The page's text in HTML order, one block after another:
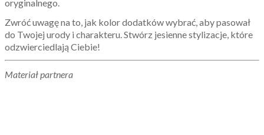
oryginalnego.
Zwróć uwagę na to, jak kolor dodatków wybrać, aby pasował
do Twojej urody i charakteru. Stwórz jesienne stylizacje, które
odzwierciedlają Ciebie!
Materiał partnera